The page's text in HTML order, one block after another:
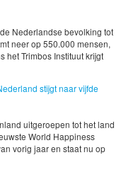
Nederlandse bevolking tot
neer op 550.000 mensen,
het Trimbos Instituut krijgt
stijgt naar vijfde
uitgeroepen tot het land
World Happiness
vorig jaar en staat nu op